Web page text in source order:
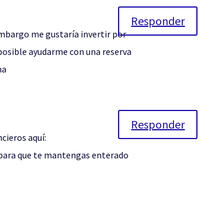
me gustaría invertir por
ayudarme con una reserva
Responder
aquí:
que te mantengas enterado
Responder